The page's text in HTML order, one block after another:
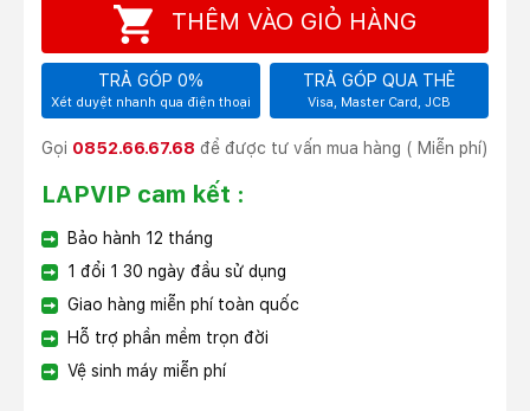
THÊM VÀO GIỎ HÀNG
TRẢ GÓP 0%
Xét duyệt nhanh qua điện thoại
TRẢ GÓP QUA THẺ
Visa, Master Card, JCB
Gọi 0852.66.67.68 để được tư vấn mua hàng ( Miễn phí)
LAPVIP cam kết :
Bảo hành 12 tháng
1 đổi 1 30 ngày đầu sử dụng
Giao hàng miễn phí toàn quốc
Hỗ trợ phần mềm trọn đời
Vệ sinh máy miễn phí